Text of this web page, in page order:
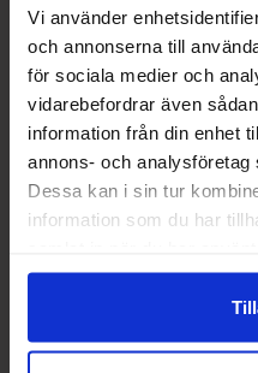
Vi använder
och annonserna till
för sociala medier och
vidarebefordrar även
information från din enhet
annons- och
Dessa kan i sin tur
information som du har
Køb